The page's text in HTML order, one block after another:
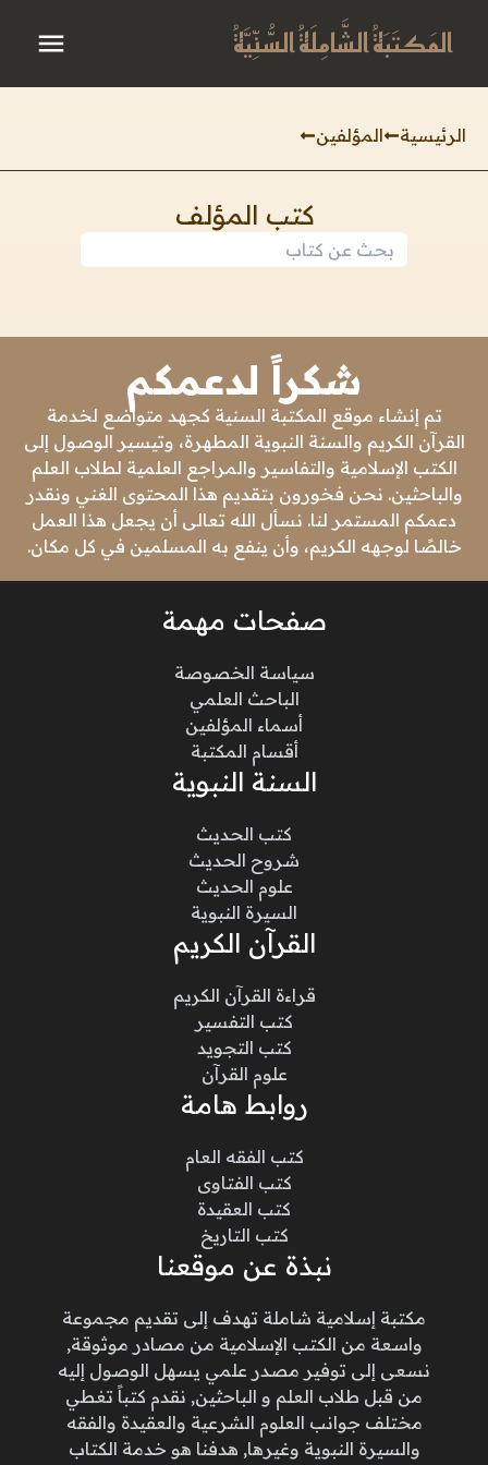
المَكتَبَةُ الشَّامِلَةُ السُّنِّيَّةُ
الرئيسية المؤلفين
كتب المؤلف
شكراً لدعمكم
تم إنشاء موقع المكتبة السنية كجهد متواضع لخدمة
القرآن الكريم والسنة النبوية المطهرة، وتيسير الوصول إلى
الكتب الإسلامية والتفاسير والمراجع العلمية لطلاب العلم
والباحثين. نحن فخورون بتقديم هذا المحتوى الغني ونقدر
دعمكم المستمر لنا. نسأل الله تعالى أن يجعل هذا العمل
خالصًا لوجهه الكريم، وأن ينفع به المسلمين في كل مكان.
صفحات مهمة
سياسة الخصوصة
الباحث العلمي
أسماء المؤلفين
أقسام المكتبة
السنة النبوية
كتب الحديث
شروح الحديث
علوم الحديث
السيرة النبوية
القرآن الكريم
قراءة القرآن الكريم
كتب التفسير
كتب التجويد
علوم القرآن
روابط هامة
كتب الفقه العام
كتب الفتاوى
كتب العقيدة
كتب التاريخ
نبذة عن موقعنا
مكتبة إسلامية شاملة تهدف إلى تقديم مجموعة
واسعة من الكتب الإسلامية من مصادر موثوقة,
نسعى إلى توفير مصدر علمي يسهل الوصول إليه
من قبل طلاب العلم و الباحثين, نقدم كتباً تغطي
مختلف جوانب العلوم الشرعية والعقيدة والفقه
والسيرة النبوية وغيرها, هدفنا هو خدمة الكتاب